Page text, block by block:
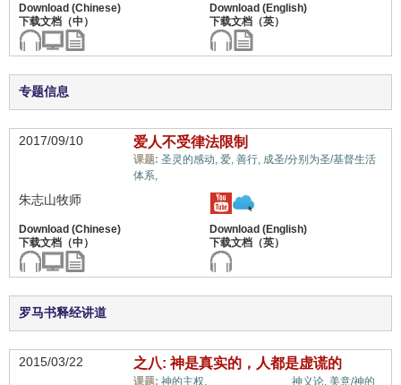
专题信息
2017/09/10 爱人不受律法限制
课题: 圣灵的感动, 爱, 善行, 成圣/分别为圣/基督生活
体系,
朱志山牧师
罗马书释经讲道
2015/03/22 之八: 神是真实的，人都是虚谎的
课题: 神的主权, 神义论, 美意/神的